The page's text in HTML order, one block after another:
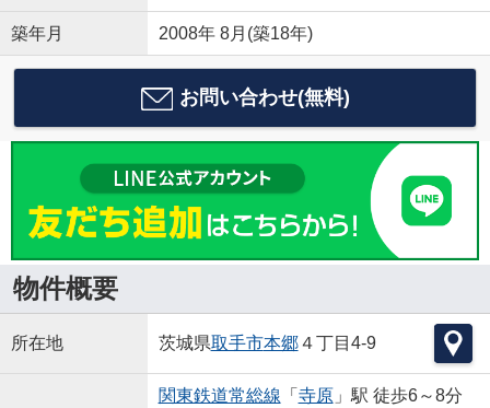
築年月 2008年 8月(築18年)
お問い合わせ(無料)
物件概要
所在地 茨城県取手市本郷４丁目4-9
関東鉄道常総線 「 寺原」駅 徒歩6～8分